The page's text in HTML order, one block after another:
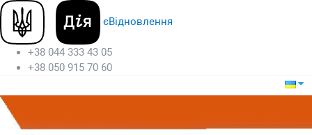
єВідновлення
+38 044 333 43 05
+38 050 915 70 60